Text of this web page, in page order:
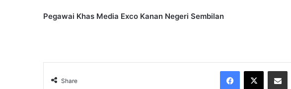
Pegawai Khas Media Exco Kanan Negeri Sembilan
Share